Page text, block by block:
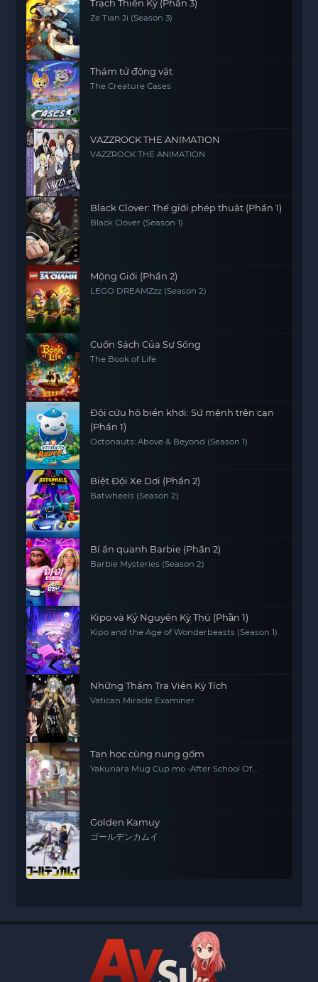
Trạch Thiên Ký (Phần 3)
Ze Tian Ji (Season 3)
Thám tử động vật
The Creature Cases
VAZZROCK THE ANIMATION
VAZZROCK THE ANIMATION
Black Clover: Thế giới phép thuật (Phần 1)
Black Clover (Season 1)
Mộng Giới (Phần 2)
LEGO DREAMZzz (Season 2)
Cuốn Sách Của Sự Sống
The Book of Life
Đội cứu hộ biển khơi: Sứ mệnh trên cạn
(Phần 1)
Octonauts: Above & Beyond (Season 1)
Biệt Đội Xe Dơi (Phần 2)
Batwheels (Season 2)
Bí ẩn quanh Barbie (Phần 2)
Barbie Mysteries (Season 2)
Kipo và Kỷ Nguyên Kỳ Thú (Phần 1)
Kipo and the Age of Wonderbeasts (Season 1)
Những Thẩm Tra Viên Kỳ Tích
Vatican Miracle Examiner
Tan học cùng nung gốm
Yakunara Mug Cup mo -After School Of
Golden Kamuy
ゴールデンカムイ